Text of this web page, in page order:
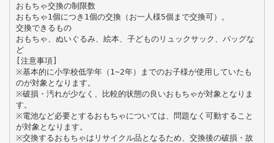
おもちゃ交換の制限数
おもちゃ1個につき1個の交換（お一人様5個まで交換可）。
交換できるもの
おもちゃ、ぬいぐるみ、絵本、子どものリュックサック、バッグな
ど
[注意事項]
※基本的に小学校低学年（1∼2年）までのお子様が使用していたも
のが対象となります。
※破損・汚れが少なく、比較的状態の良いおもちゃが対象となりま
す。
※電池など必要とするおもちゃについては、問題なく可動すること
が対象となります。
※交換するおもちゃはリサイクル品となるため、交換後の破損・故